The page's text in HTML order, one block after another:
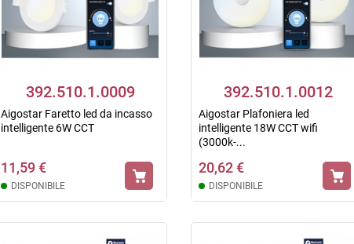
392.510.1.0009
Aigostar Faretto led da incasso
intelligente 6W CCT
11,59 €
DISPONIBILE
392.510.1.0012
Aigostar Plafoniera led
intelligente 18W CCT wifi
(3000k-...
20,62 €
DISPONIBILE